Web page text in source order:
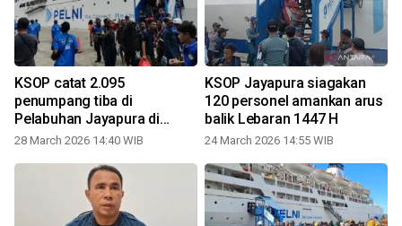
KSOP catat 2.095
penumpang tiba di
Pelabuhan Jayapura di
puncak arus balik
28 March 2026 14:40 WIB
KSOP Jayapura siagakan
120 personel amankan arus
balik Lebaran 1447 H
24 March 2026 14:55 WIB